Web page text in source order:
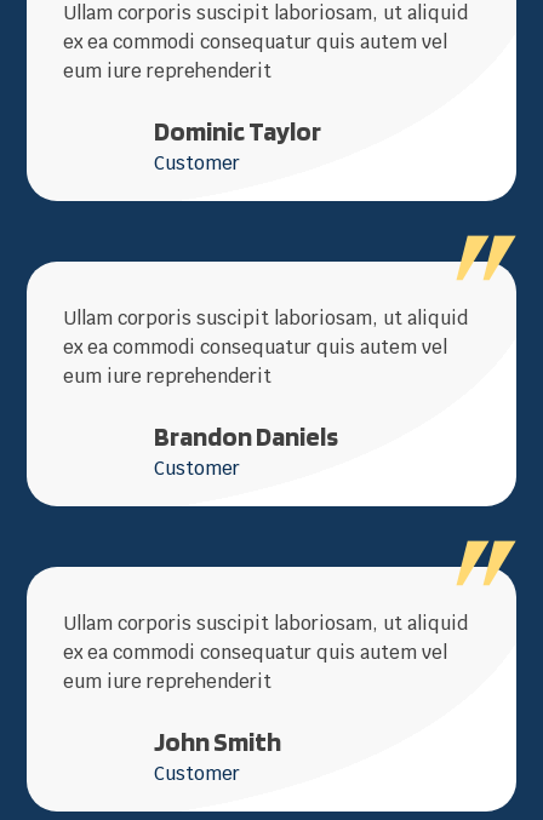
Ullam corporis suscipit laboriosam, ut aliquid
ex ea commodi consequatur quis autem vel
eum iure reprehenderit
Dominic Taylor
Customer
Ullam corporis suscipit laboriosam, ut aliquid
ex ea commodi consequatur quis autem vel
eum iure reprehenderit
Brandon Daniels
Customer
Ullam corporis suscipit laboriosam, ut aliquid
ex ea commodi consequatur quis autem vel
eum iure reprehenderit
John Smith
Customer